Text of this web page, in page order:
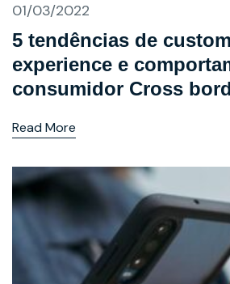
01/03/2022
5 tendências de
experience e
consumidor Cross
Read More